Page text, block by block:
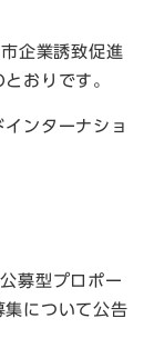
企業誘致促進
おりです。
インターナショ
募型プロポー
集について公告